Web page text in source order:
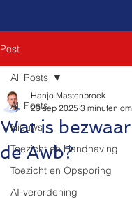
Post
All Posts
Nieuws
Toezicht en Handhaving
Toezicht en Opsporing
AI-verordening
All Posts
Wat is
de Awb?
Hanjo Mastenbroek
20 sep 2025 3 minuten